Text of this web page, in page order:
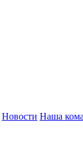
Новости Наша